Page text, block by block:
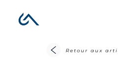
Retour aux